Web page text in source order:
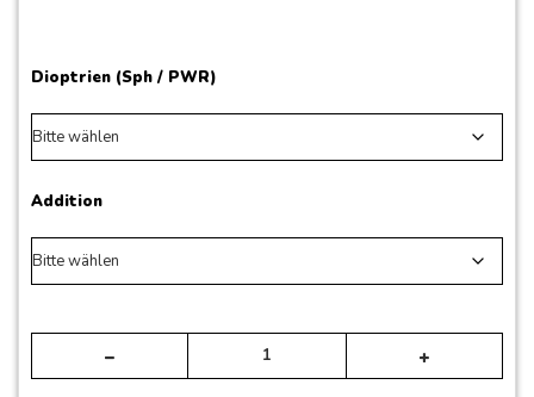
Dioptrien (Sph / PWR)
Addition